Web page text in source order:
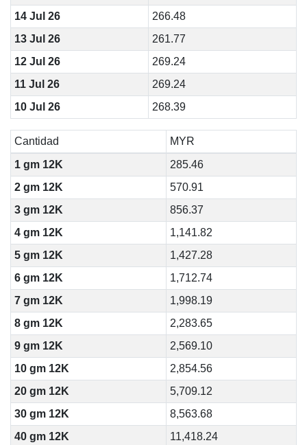
14 Jul 26
266.48
13 Jul 26
261.77
12 Jul 26
269.24
11 Jul 26
269.24
10 Jul 26
268.39
Cantidad
MYR
1 gm 12K
285.46
2 gm 12K
570.91
3 gm 12K
856.37
4 gm 12K
1,141.82
5 gm 12K
1,427.28
6 gm 12K
1,712.74
7 gm 12K
1,998.19
8 gm 12K
2,283.65
9 gm 12K
2,569.10
10 gm 12K
2,854.56
20 gm 12K
5,709.12
30 gm 12K
8,563.68
40 gm 12K
11,418.24